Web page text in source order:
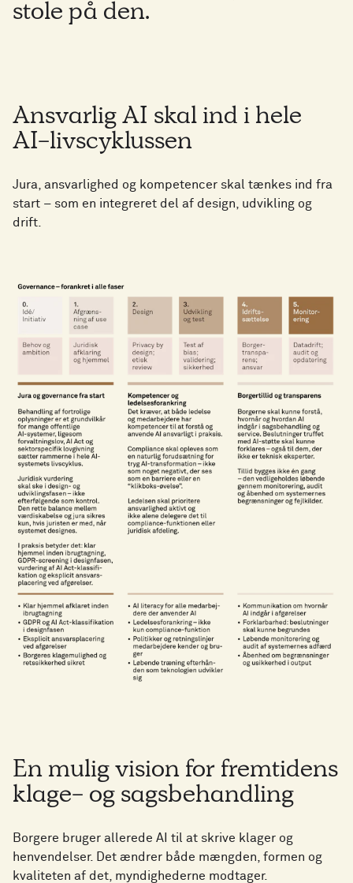
stole på den.
Ansvarlig AI skal ind i hele
AI-livscyklussen
Jura, ansvarlighed og kompetencer skal tænkes ind fra
start – som en integreret del af design, udvikling og
drift.
En mulig vision for fremtidens
klage- og sagsbehandling
Borgere bruger allerede AI til at skrive klager og
henvendelser. Det ændrer både mængden, formen og
kvaliteten af det, myndighederne modtager.